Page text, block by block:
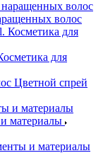
волос
для
Цветной спрей
материалы
и материалы